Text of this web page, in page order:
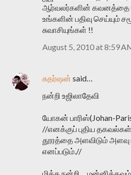
ஆர்வலர்களின் கவனத்தை
உங்களின் பதிவு செய்யும்
சுவாசியுங்கள் !!
August 5, 2010 at 8:59
சுதர்ஷன் said…
நன்றி உஜிலாதேவி
யோகன் பாரிஸ்(Johan-
//எனக்குப் புதிய
தூரத்தை அளவிடும்
எனப்படும்.//